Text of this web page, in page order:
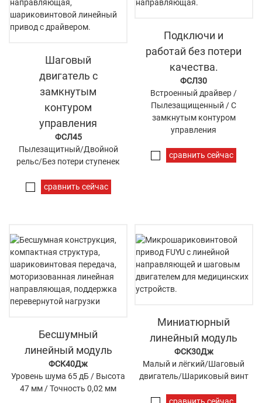
Шаговый
двигатель с
замкнутым
контуром
управления
ФСЛ45
Пылезащитный/Двойной
рельс/Без потери ступенек
сравнить сейчас
Подключи и
работай без потери
качества.
ФСЛ30
Встроенный драйвер /
Пылезащищенный / С
замкнутым контуром
управления
сравнить сейчас
Бесшумный
линейный модуль
ФСК40Дж
Уровень шума 65 дБ / Высота
47 мм / Точность 0,02 мм
Миниатюрный
линейный модуль
ФСК30Дж
Малый и лёгкий/Шаговый
двигатель/Шариковый винт
сравнить сейчас